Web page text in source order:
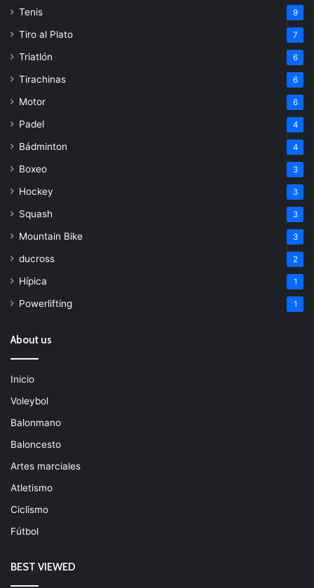
Tenis 9
Tiro al Plato 7
Triatlón 6
Tirachinas 6
Motor 6
Padel 4
Bádminton 4
Boxeo 3
Hockey 3
Squash 3
Mountain Bike 3
ducross 2
Hípica 1
Powerlifting 1
About us
Inicio
Voleybol
Balonmano
Baloncesto
Artes marciales
Atletismo
Ciclismo
Fútbol
BEST VIEWED